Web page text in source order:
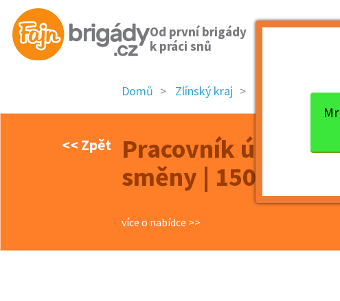
Od první brigády
k práci snů
Domů Zlínský kraj okres Kroměříž
<< Zpět
Pracovník úklidu
směny | 150 Kč/hod
více o nabídce >>